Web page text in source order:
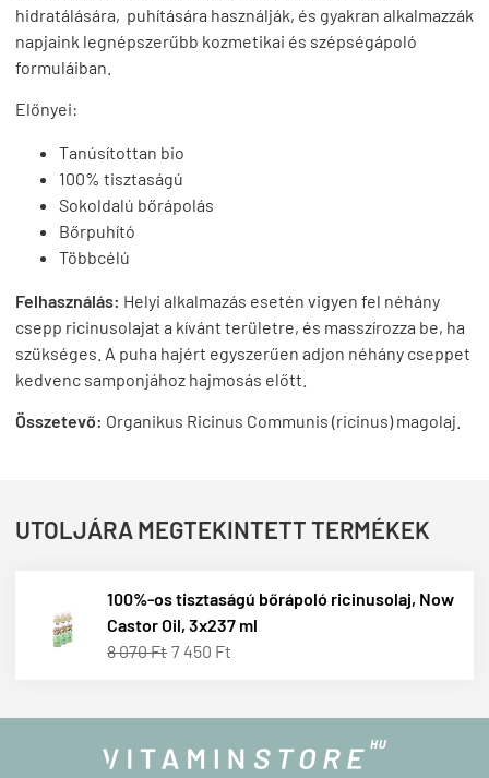
hidratálására, puhítására használják, és gyakran alkalmazzák
napjaink legnépszerűbb kozmetikai és szépségápoló
formuláiban.
Előnyei:
Tanúsítottan bio
100% tisztaságú
Sokoldalú bőrápolás
Bőrpuhító
Többcélú
Felhasználás: Helyi alkalmazás esetén vigyen fel néhány
csepp ricinusolajat a kívánt területre, és masszírozza be, ha
szükséges. A puha hajért egyszerűen adjon néhány cseppet
kedvenc samponjához hajmosás előtt.
Összetevő: Organikus Ricinus Communis (ricinus) magolaj.
UTOLJÁRA MEGTEKINTETT TERMÉKEK
100%-os tisztaságú bőrápoló ricinusolaj, Now
Castor Oil, 3x237 ml
8 070 Ft 7 450 Ft